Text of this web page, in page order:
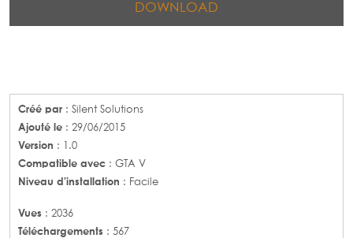
DOWNLOAD
Créé par : Silent Solutions
Ajouté le : 29/06/2015
Version : 1.0
Compatible avec : GTA V
Niveau d'installation : Facile
Vues : 2036
Téléchargements : 567